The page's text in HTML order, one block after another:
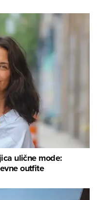
ulične mode:
outfite